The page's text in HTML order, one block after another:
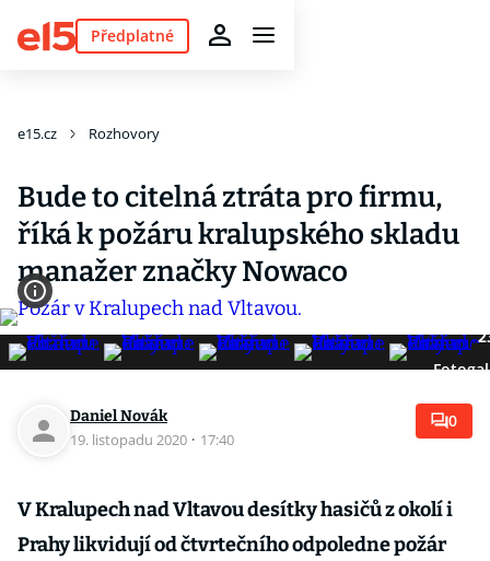
Předplatné
e15.cz Rozhovory
Bude to citelná ztráta pro firmu,
říká k požáru kralupského skladu
manažer značky Nowaco
Daniel Novák
19. listopadu 2020 · 17:40
0
V Kralupech nad Vltavou desítky hasičů z okolí i
Prahy likvidují od čtvrtečního odpoledne požár